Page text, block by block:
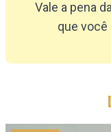
Vale a pena
que